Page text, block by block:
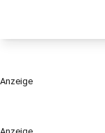
Anzeige